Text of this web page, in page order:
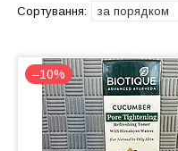
–10%